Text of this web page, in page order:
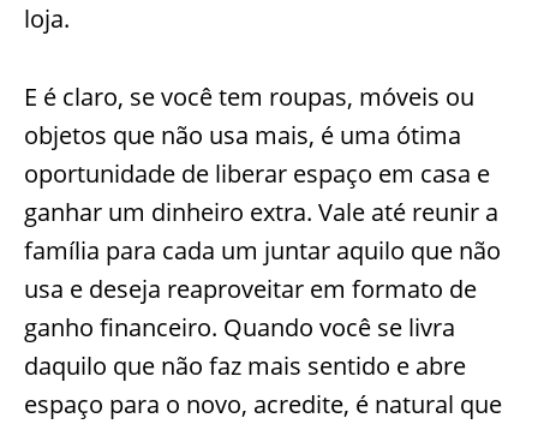
loja.
E é claro, se você tem roupas, móveis ou
objetos que não usa mais, é uma ótima
oportunidade de liberar espaço em casa e
ganhar um dinheiro extra. Vale até reunir a
família para cada um juntar aquilo que não
usa e deseja reaproveitar em formato de
ganho financeiro. Quando você se livra
daquilo que não faz mais sentido e abre
espaço para o novo, acredite, é natural que